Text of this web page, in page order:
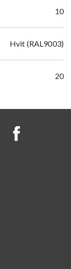
10
Hvit (RAL9003)
20